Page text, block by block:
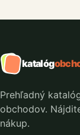
katalóg
Prehľadný
obchodov.
nákup.